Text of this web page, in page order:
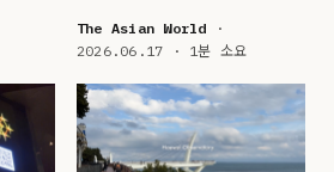
The Asian World ·
2026.06.17 · 1분 소요